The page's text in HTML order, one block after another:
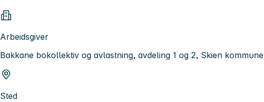
Arbeidsgiver
Bakkane bokollektiv og avlastning, avdeling 1 og 2, Skien kommune
Sted